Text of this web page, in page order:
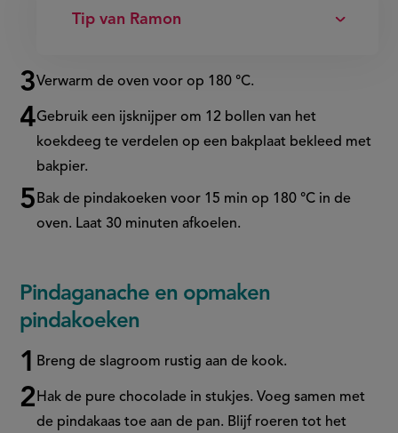
Tip van Ramon
Verwarm de oven voor op 180 °C.
Gebruik een ijsknijper om 12 bollen van het
koekdeeg te verdelen op een bakplaat bekleed met
bakpier.
Bak de pindakoeken voor 15 min op 180 °C in de
oven. Laat 30 minuten afkoelen.
Pindaganache en opmaken
pindakoeken
Breng de slagroom rustig aan de kook.
Hak de pure chocolade in stukjes. Voeg samen met
de pindakaas toe aan de pan. Blijf roeren tot het